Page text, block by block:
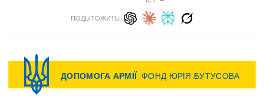
ПОДЫТОЖИТЬ: